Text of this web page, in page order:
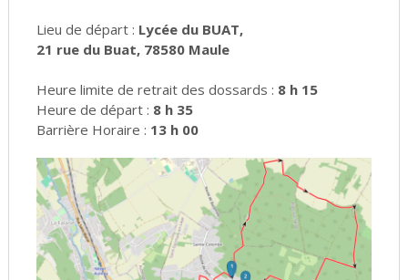
Lieu de départ : Lycée du BUAT,
21 rue du Buat, 78580 Maule
Heure limite de retrait des dossards : 8 h 15
Heure de départ : 8 h 35
Barrière Horaire : 13 h 00